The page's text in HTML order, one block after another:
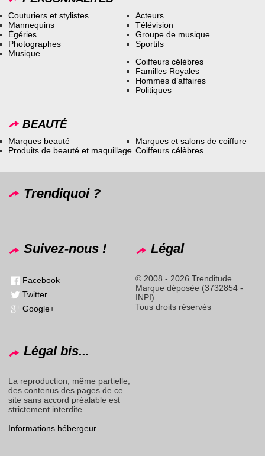
Couturiers et stylistes
Mannequins
Égéries
Photographes
Musique
Acteurs
Télévision
Groupe de musique
Sportifs
Coiffeurs célèbres
Familles Royales
Hommes d’affaires
Politiques
BEAUTÉ
Marques beauté
Produits de beauté et maquillage
Marques et salons de coiffure
Coiffeurs célèbres
Trendiquoi ?
Suivez-nous !
Facebook
Twitter
Google+
Légal
© 2008 - 2026 Trenditude
Marque déposée (3732854 -
INPI)
Tous droits réservés
Légal bis...
La reproduction, même partielle,
des contenus des pages de ce
site sans accord préalable est
strictement interdite.
Informations hébergeur